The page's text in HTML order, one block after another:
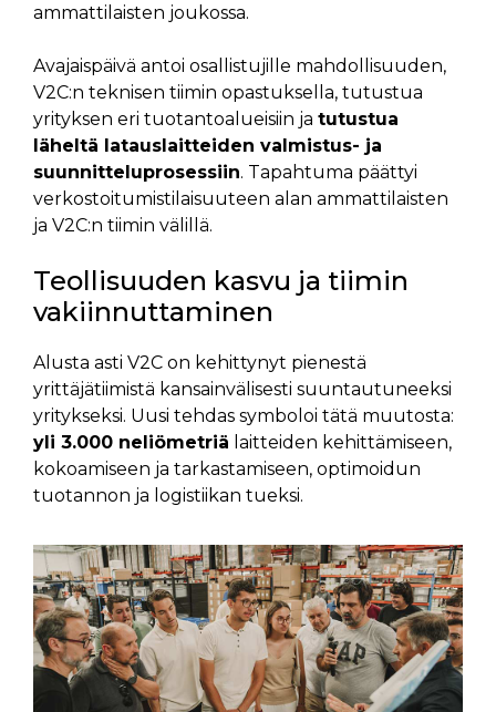
ammattilaisten joukossa.
Avajaispäivä antoi osallistujille mahdollisuuden,
V2C:n teknisen tiimin opastuksella, tutustua
yrityksen eri tuotantoalueisiin ja tutustua
läheltä latauslaitteiden valmistus- ja
suunnitteluprosessiin. Tapahtuma päättyi
verkostoitumistilaisuuteen alan ammattilaisten
ja V2C:n tiimin välillä.
Teollisuuden kasvu ja tiimin
vakiinnuttaminen
Alusta asti V2C on kehittynyt pienestä
yrittäjätiimistä kansainvälisesti suuntautuneeksi
yritykseksi. Uusi tehdas symboloi tätä muutosta:
yli 3.000 neliömetriä laitteiden kehittämiseen,
kokoamiseen ja tarkastamiseen, optimoidun
tuotannon ja logistiikan tueksi.